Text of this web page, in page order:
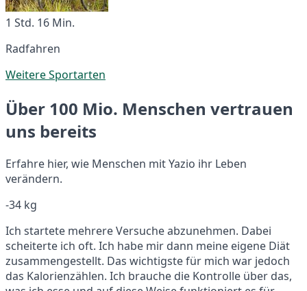
1 Std. 16 Min.
Radfahren
Weitere Sportarten
Über 100 Mio. Menschen vertrauen
uns bereits
Erfahre hier, wie Menschen mit Yazio ihr Leben
verändern.
-34 kg
Ich startete mehrere Versuche abzunehmen. Dabei
scheiterte ich oft. Ich habe mir dann meine eigene Diät
zusammengestellt. Das wichtigste für mich war jedoch
das Kalorienzählen. Ich brauche die Kontrolle über das,